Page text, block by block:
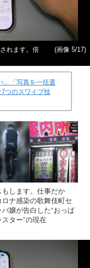
れます。倍
(画像 5/17)
」「写真を一括選
つのスワイプ技
もします。仕事だか
ロナ感染の歌舞伎町セ
バ嬢が告白した“おっぱ
スター”の現在